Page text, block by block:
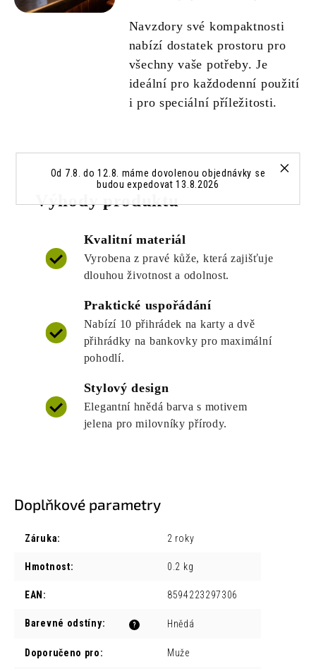
Od 7.8. do 12.8. máme dovolenou objednávky se
budou expedovat 13.8.2026
Navzdory své kompaktnosti
nabízí dostatek prostoru pro
všechny vaše potřeby. Je
ideální pro každodenní použití
i pro speciální příležitosti.
Výhody produktu
Kvalitní materiál
Vyrobena z pravé kůže, která zajišťuje
dlouhou životnost a odolnost.
Praktické uspořádání
Nabízí 10 přihrádek na karty a dvě
přihrádky na bankovky pro maximální
pohodlí.
Stylový design
Elegantní hnědá barva s motivem
jelena pro milovníky přírody.
Doplňkové parametry
Záruka: 2 roky
Hmotnost: 0.2 kg
EAN : 8594223297306
?
Barevné odstíny: Hnědá
Doporučeno pro: Muže